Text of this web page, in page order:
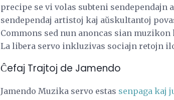
precipe se vi volas subteni
sendependaj artistoj kaj aŭskultantoj
Commons sed nun anoncas sian muzikon
La libera servo inkluzivas sociajn retojn
Ĉefaj Trajtoj de Jamendo
Jamendo Muzika servo estas senpaga kaj